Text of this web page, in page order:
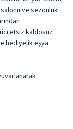
ve sezonluk
kablosuz
hediyelik eşya